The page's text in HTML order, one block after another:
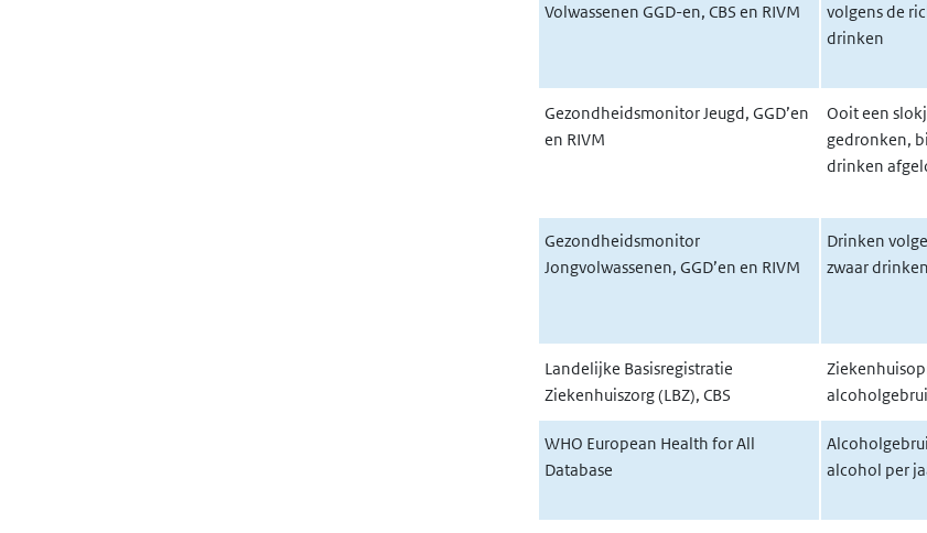
Volwassenen GGD-en, CBS en RIVM
volgens de
drinken
Gezondheidsmonitor Jeugd, GGD’en
en RIVM
Ooit een
gedronken,
drinken
Gezondheidsmonitor
Jongvolwassenen, GGD’en en RIVM
Drinken
zwaar drinken
Landelijke Basisregistratie
Ziekenhuiszorg (LBZ), CBS
WHO European Health for All
Database
alcohol per